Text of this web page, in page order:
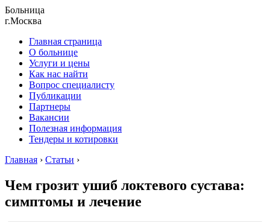
Больница
г.Москва
Главная страница
О больнице
Услуги и цены
Как нас найти
Вопрос специалисту
Публикации
Партнеры
Вакансии
Полезная информация
Тендеры и котировки
Главная › Статьи ›
Чем грозит ушиб локтевого сустава:
симптомы и лечение